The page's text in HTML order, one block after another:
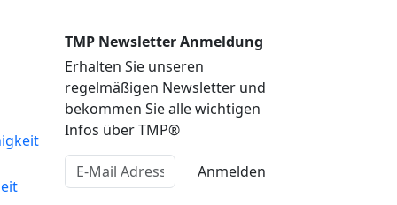
TMP Newsletter Anmeldung
Erhalten Sie unseren
regelmäßigen Newsletter und
bekommen Sie alle wichtigen
Infos über TMP®
Anmelden